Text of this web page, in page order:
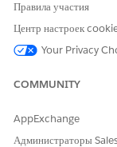
Введите строку «
поиск» меню
Механизм
Правила участия
Центр настроек
Your Privacy
COMMUNITY
AppExchange
Администраторы